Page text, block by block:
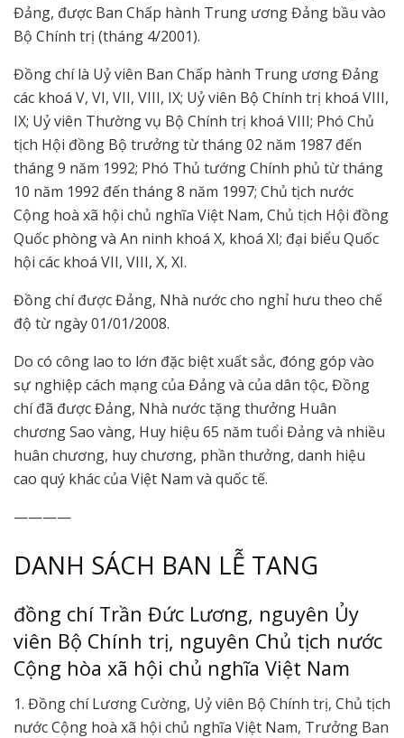
Đảng, được Ban Chấp hành Trung ương Đảng bầu vào
Bộ Chính trị (tháng 4/2001).
Đồng chí là Uỷ viên Ban Chấp hành Trung ương Đảng
các khoá V, VI, VII, VIII, IX; Uỷ viên Bộ Chính trị khoá VIII,
IX; Uỷ viên Thường vụ Bộ Chính trị khoá VIII; Phó Chủ
tịch Hội đồng Bộ trưởng từ tháng 02 năm 1987 đến
tháng 9 năm 1992; Phó Thủ tướng Chính phủ từ tháng
10 năm 1992 đến tháng 8 năm 1997; Chủ tịch nước
Cộng hoà xã hội chủ nghĩa Việt Nam, Chủ tịch Hội đồng
Quốc phòng và An ninh khoá X, khoá XI; đại biểu Quốc
hội các khoá VII, VIII, X, XI.
Đồng chí được Đảng, Nhà nước cho nghỉ hưu theo chế
độ từ ngày 01/01/2008.
Do có công lao to lớn đặc biệt xuất sắc, đóng góp vào
sự nghiệp cách mạng của Đảng và của dân tộc, Đồng
chí đã được Đảng, Nhà nước tặng thưởng Huân
chương Sao vàng, Huy hiệu 65 năm tuổi Đảng và nhiều
huân chương, huy chương, phần thưởng, danh hiệu
cao quý khác của Việt Nam và quốc tế.
————
DANH SÁCH BAN LỄ TANG
đồng chí Trần Đức Lương, nguyên Ủy
viên Bộ Chính trị, nguyên Chủ tịch nước
Cộng hòa xã hội chủ nghĩa Việt Nam
1. Đồng chí Lương Cường, Uỷ viên Bộ Chính trị, Chủ tịch
nước Cộng hoà xã hội chủ nghĩa Việt Nam, Trưởng Ban